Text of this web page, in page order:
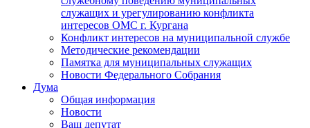
служащих и урегулированию конфликта
интересов ОМС г. Кургана
Конфликт интересов на муниципальной службе
Методические рекомендации
Памятка для муниципальных служащих
Новости Федерального Cобрания
Дума
Общая информация
Новости
Ваш депутат